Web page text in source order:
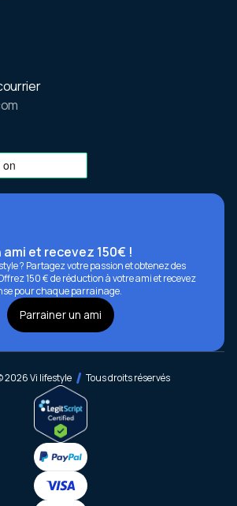
et recevez 150€ !
? Partagez votre passion et obtenez des
150 € de réduction à votre ami et recevez
pour chaque parrainage.
Parrainer un ami
2026 Vi lifestyle Tous droits réservés